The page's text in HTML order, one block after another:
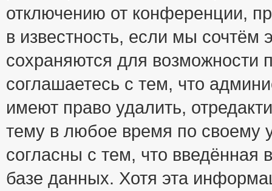
отключению от конференции,
в известность, если мы
сохраняются для возможности
соглашаетесь с тем, что
имеют право удалить,
тему в любое время по своему
согласны с тем, что
базе данных. Хотя эта